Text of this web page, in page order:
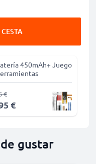
450mAh+ Juego
€
€
gustar